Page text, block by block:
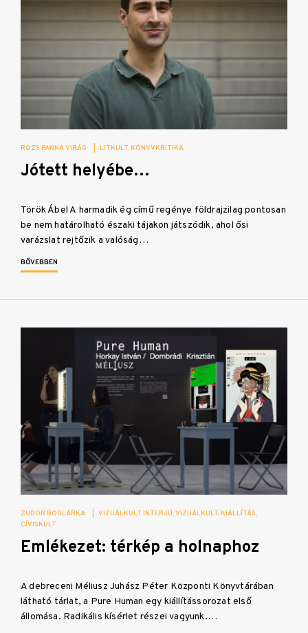
ROZS PANNA VIRÁG LITKULT KÖNYVKRITIKA
Jótett helyébe…
Török Ábel A harmadik ég című regénye földrajzilag pontosan
be nem határolható északi tájakon játszódik, ahol ősi
varázslat rejtőzik a valóság…
BŐVEBBEN
ZUDOR BOGLÁRKA VIZUÁLKULT INTERJÚ VIZUÁLKULT KIÁLLÍTÁS
CÍVISKULT
Emlékezet: térkép a holnaphoz
A debreceni Méliusz Juhász Péter Központi Könyvtárában
látható tárlat, a Pure Human egy kiállítássorozat első
állomása. Radikális kísérlet részei vagyunk.…